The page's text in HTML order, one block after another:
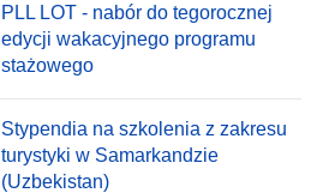
PLL LOT - nabór do tegorocznej
edycji wakacyjnego programu
stażowego
Stypendia na szkolenia z zakresu
turystyki w Samarkandzie
(Uzbekistan)